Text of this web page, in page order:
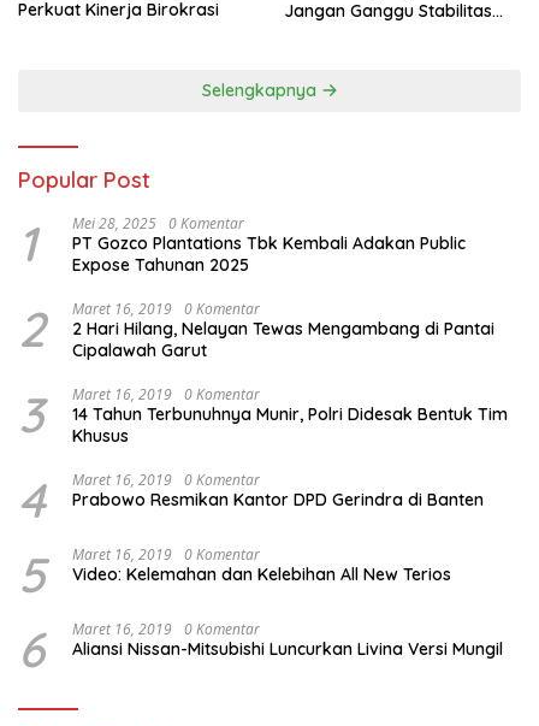
Perkuat Kinerja Birokrasi
Jangan Ganggu Stabilitas
Selengkapnya
Popular Post
1 Mei 28, 2025 0 Komentar
PT Gozco Plantations Tbk Kembali Adakan Public
Expose Tahunan 2025
2 Maret 16, 2019 0 Komentar
2 Hari Hilang, Nelayan Tewas Mengambang di Pantai
Cipalawah Garut
3 Maret 16, 2019 0 Komentar
14 Tahun Terbunuhnya Munir, Polri Didesak Bentuk Tim
Khusus
4 Maret 16, 2019 0 Komentar
Prabowo Resmikan Kantor DPD Gerindra di Banten
5 Maret 16, 2019 0 Komentar
Video: Kelemahan dan Kelebihan All New Terios
6 Maret 16, 2019 0 Komentar
Aliansi Nissan-Mitsubishi Luncurkan Livina Versi Mungil